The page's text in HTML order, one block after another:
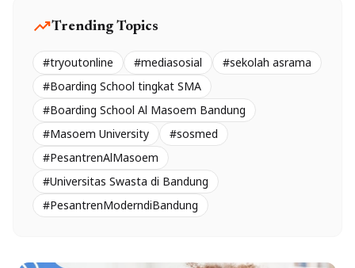
trending_upTrending Topics
#tryoutonline #mediasosial
#sekolah asrama
#Boarding School tingkat SMA
#Boarding School Al Masoem Bandung
#Masoem University
#sosmed
#PesantrenAlMasoem
#Universitas Swasta di Bandung
#PesantrenModerndiBandung